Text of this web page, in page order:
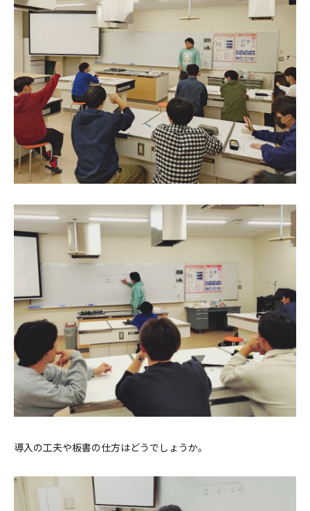
導入の工夫や板書の仕方はどうでしょうか。